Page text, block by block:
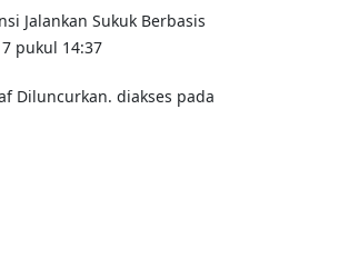
Jalankan Sukuk Berbasis
pukul 14:37
Diluncurkan. diakses pada